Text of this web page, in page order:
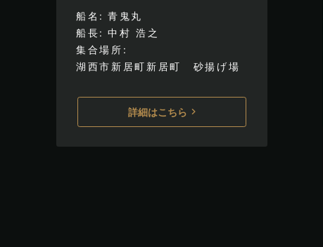
船名
青鬼丸
船長
中村 浩之
集合場所
湖西市新居町新居町 砂揚げ場
詳細はこちら